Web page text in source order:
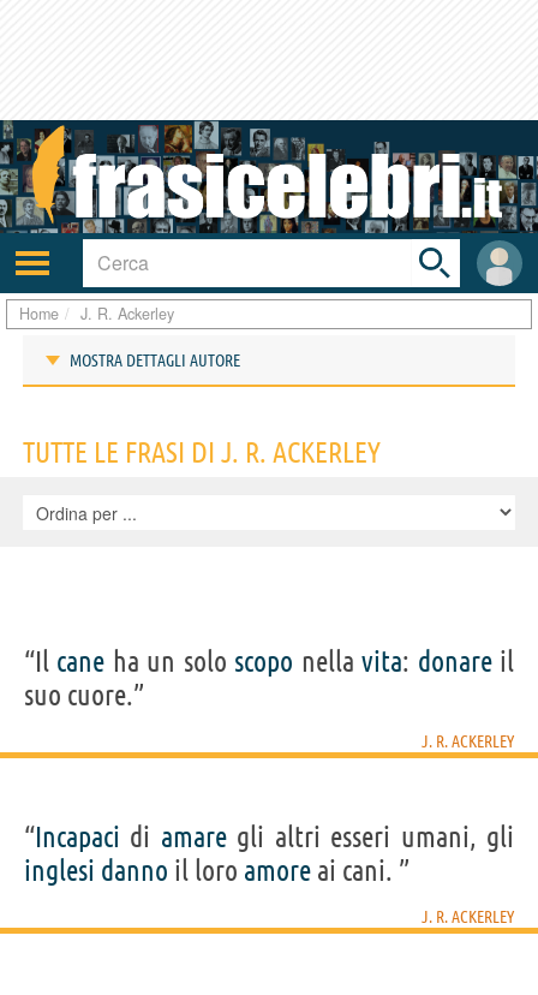
Attiva/disattiva
navigazione
User
area
Toggle
search
bar
Home J. R. Ackerley
MOSTRA DETTAGLI AUTORE
IDENTIKIT E DATI ANAGRAFICI
Joe Randolph
Cognome Ackerley
Morto 4 giugno 1967
d'arte della BBC)
Segno zodiacale Scorpione
3IN ITALIANO
TUTTE LE FRASI DI J. R. ACKERLEY
“Il cane ha un solo scopo nellavita: donareil
suo cuore.”
J. R. ACKERLEY
“Incapaci di amaregli altri esseri umani, gli
inglesi danno il loro amore ai cani. ”
J. R. ACKERLEY